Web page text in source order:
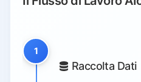
1
Raccolta Dati